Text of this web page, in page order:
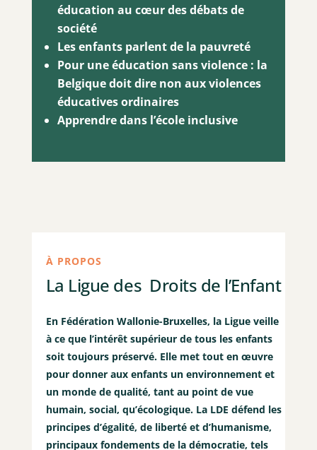
éducation au cœur des débats de
société
Les enfants parlent de la pauvreté
Pour une éducation sans violence : la
Belgique doit dire non aux violences
éducatives ordinaires
Apprendre dans l’école inclusive
À PROPOS
La Ligue des Droits de l’Enfant
En Fédération Wallonie-Bruxelles, la Ligue veille
à ce que l’intérêt supérieur de tous les enfants
soit toujours préservé. Elle met tout en œuvre
pour donner aux enfants un environnement et
un monde de qualité, tant au point de vue
humain, social, qu’écologique. La LDE défend les
principes d’égalité, de liberté et d’humanisme,
principaux fondements de la démocratie, tels